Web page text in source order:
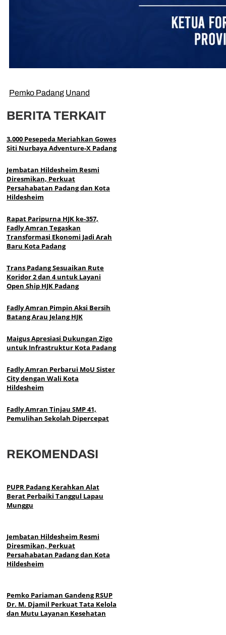
Pemko Padang Unand
BERITA TERKAIT
3.000 Pesepeda Meriahkan Gowes
Siti Nurbaya Adventure-X Padang
Jembatan Hildesheim Resmi
Diresmikan, Perkuat
Persahabatan Padang dan Kota
Hildesheim
Rapat Paripurna HJK ke-357,
Fadly Amran Tegaskan
Transformasi Ekonomi Jadi Arah
Baru Kota Padang
Trans Padang Sesuaikan Rute
Koridor 2 dan 4 untuk Layani
Open Ship HJK Padang
Fadly Amran Pimpin Aksi Bersih
Batang Arau Jelang HJK
Maigus Apresiasi Dukungan Zigo
untuk Infrastruktur Kota Padang
Fadly Amran Perbarui MoU Sister
City dengan Wali Kota
Hildesheim
Fadly Amran Tinjau SMP 41,
Pemulihan Sekolah Dipercepat
REKOMENDASI
PUPR Padang Kerahkan Alat
Berat Perbaiki Tanggul Lapau
Munggu
Jembatan Hildesheim Resmi
Diresmikan, Perkuat
Persahabatan Padang dan Kota
Hildesheim
Pemko Pariaman Gandeng RSUP
Dr. M. Djamil Perkuat Tata Kelola
dan Mutu Layanan Kesehatan